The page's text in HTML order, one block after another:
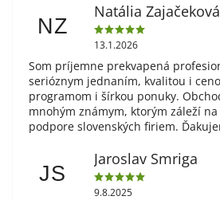
NZ
Natália Zajačeková
13.1.2026
Som príjemne prekvapená
serióznym jednaním, kvalitou i
programom i šírkou ponuky.
mnohým známym, ktorým záleží
podpore slovenských firiem.
JS
Jaroslav Smriga
9.8.2025